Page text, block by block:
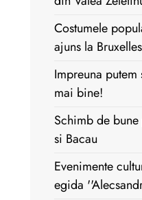
Costumele
ajuns la
Impreuna
mai bine!
Schimb de
si Bacau
Evenimente
egida